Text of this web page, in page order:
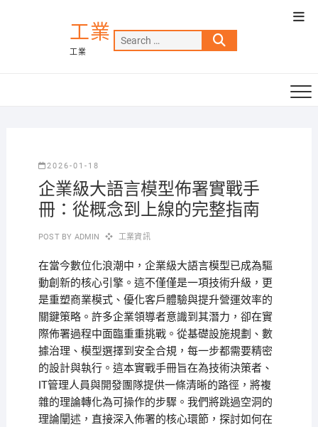
工業
工業
Search
…
2026-01-18
企業級大語言模型佈署實戰手
冊：從概念到上線的完整指南
POST BY ADMIN 工業資訊
在當今數位化浪潮中，企業級大語言模型已成為驅
動創新的核心引擎。這不僅僅是一項技術升級，更
是重塑商業模式、優化客戶體驗與提升營運效率的
關鍵策略。許多企業領導者意識到其潛力，卻在實
際佈署過程中面臨重重挑戰。從基礎設施規劃、數
據治理、模型選擇到安全合規，每一步都需要精密
的設計與執行。這本實戰手冊旨在為技術決策者、
IT管理人員與開發團隊提供一條清晰的路徑，將複
雜的理論轉化為可操作的步驟。我們將跳過空洞的
理論闡述，直接深入佈署的核心環節，探討如何在